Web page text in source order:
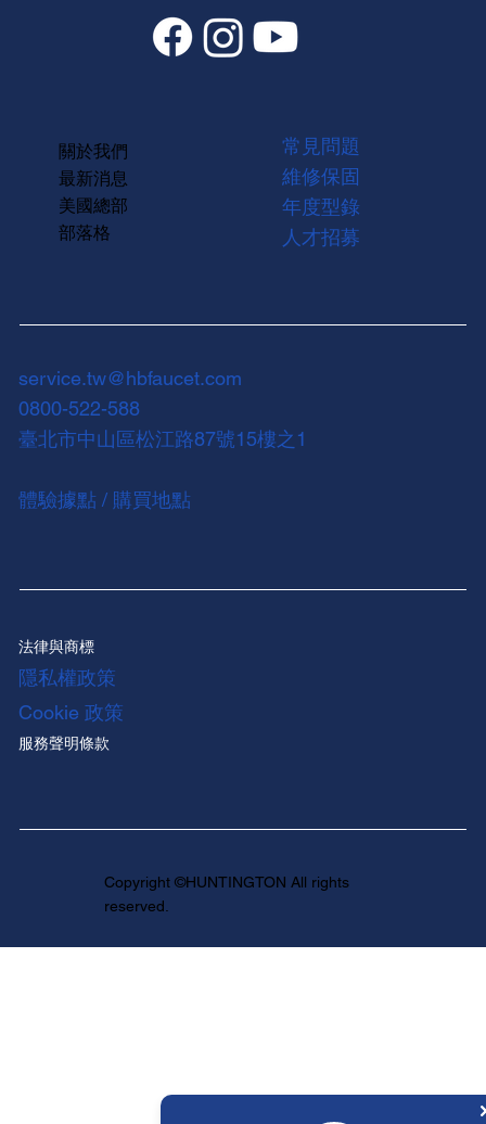
service.tw@hbfaucet.com
0800-522-588
臺北市中山區松江路87號15樓之1
體驗據點 / 購買地點
關於我們
最新消息
美國總部
部落格
常見問題
維修保固
年度型錄
人才招募
Copyright ©HUNTINGTON All rights
reserved.
法律與商標
隱私權政策
Cookie 政策
服務聲明條款